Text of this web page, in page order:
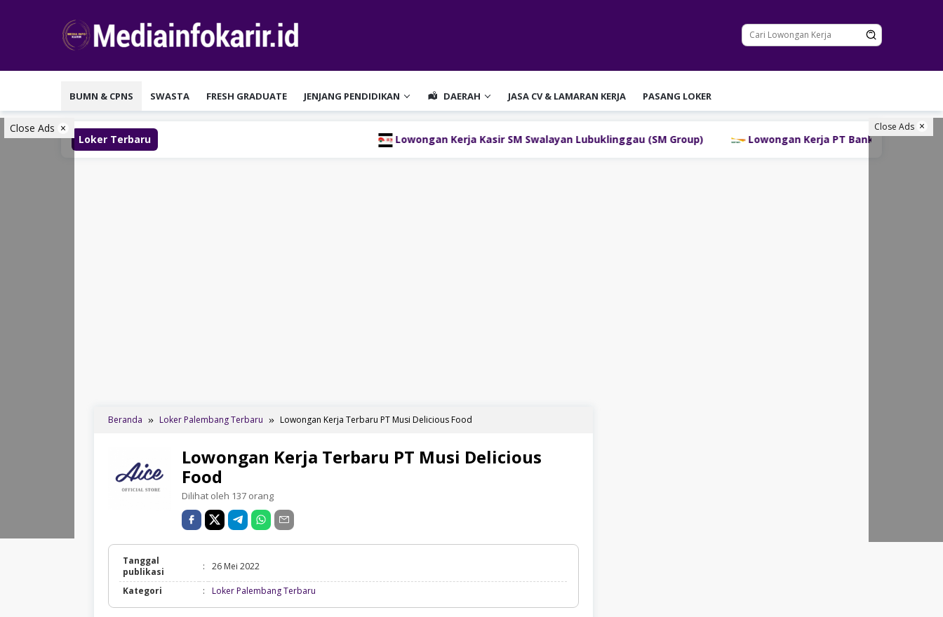
BUMN & CPNS SWASTA FRESH GRADUATE JENJANG PENDIDIKAN DAERAH JASA CV & LAMARAN KERJA PASANG LOKER
Close Ads Close Ads
Loker Terbaru Lowongan Kerja Kasir SM Swalayan Lubuklinggau (SM Group) Lowongan Kerja PT Bank Danamon Indonesia Tbk
Beranda Loker Palembang Terbaru Lowongan Kerja Terbaru PT Musi Delicious Food
Lowongan Kerja Terbaru PT Musi Delicious
Food
Dilihat oleh 137 orang
Tanggal
publikasi
: 26 Mei 2022
Kategori : Loker Palembang Terbaru